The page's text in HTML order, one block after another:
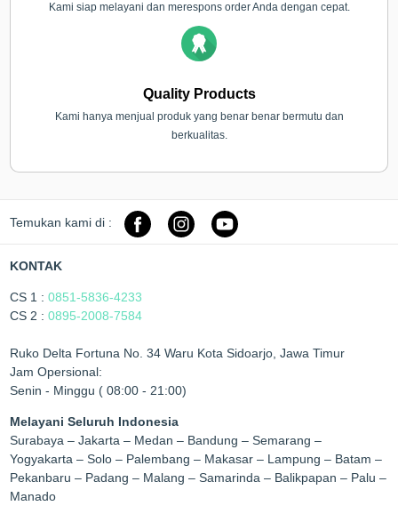
Kami siap melayani dan merespons order Anda dengan cepat.
Quality Products
Kami hanya menjual produk yang benar benar bermutu dan
berkualitas.
Temukan kami di :
KONTAK
CS 1 :0851-5836-4233
CS 2 :0895-2008-7584
Ruko Delta Fortuna No. 34 Waru Kota Sidoarjo, Jawa Timur
Jam Opersional:
Senin - Minggu ( 08:00 - 21:00)
Melayani Seluruh Indonesia
Surabaya – Jakarta – Medan – Bandung – Semarang –
Yogyakarta – Solo – Palembang – Makasar – Lampung – Batam –
Pekanbaru – Padang – Malang – Samarinda – Balikpapan – Palu –
Manado